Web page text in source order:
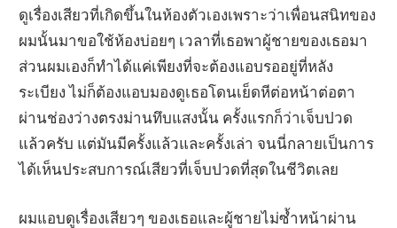
ดูเรื่องเสียวที่เกิดขึ้นในห้องตัวเองเพราะว่าเพื่อนสนิทของ
ผมนั้นมาขอใช้ห้องบ่อยๆ เวลาที่เธอพาผู้ชายของเธอมา
ส่วนผมเองก็ทำได้แค่เพียงที่จะต้องแอบรออยู่ที่หลัง
ระเบียง ไม่ก็ต้องแอบมองดูเธอโดนเย็ดหีต่อหน้าต่อตา
ผ่านช่องว่างตรงม่านทึบแสงนั้น ครั้งแรกก็ว่าเจ็บปวด
แล้วครับ แต่มันมีครั้งแล้วและครั้งเล่า จนนี่กลายเป็นการ
ได้เห็นประสบการณ์เสียวที่เจ็บปวดที่สุดในชีวิตเลย
ผมแอบดูเรื่องเสียวๆ ของเธอและผู้ชายไม่ซ้ำหน้าผ่าน